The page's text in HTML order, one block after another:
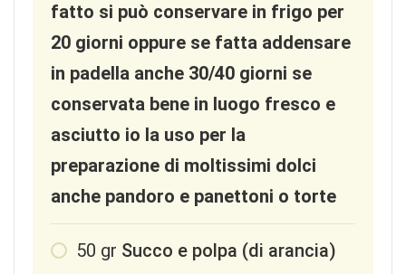
fatto si può conservare in frigo per
20 giorni oppure se fatta addensare
in padella anche 30/40 giorni se
conservata bene in luogo fresco e
asciutto io la uso per la
preparazione di moltissimi dolci
anche pandoro e panettoni o torte
50 gr Succo e polpa (di arancia)